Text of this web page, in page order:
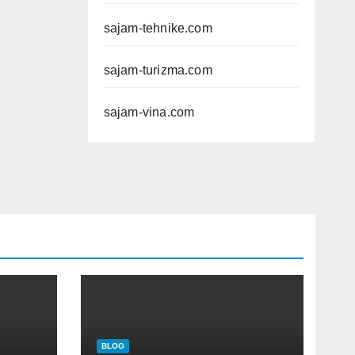
sajam-tehnike.com
sajam-turizma.com
sajam-vina.com
BLOG